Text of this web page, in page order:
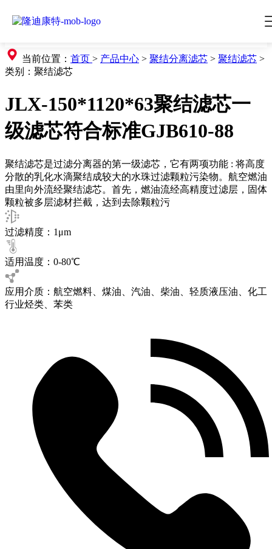
当前位置： 首页 > 产品中心 > 聚结分离滤芯 > 聚结滤芯 >
类别： 聚结滤芯
JLX-150*1120*63聚结滤芯一
级滤芯符合标准GJB610-88
聚结滤芯是过滤分离器的第一级滤芯，它有两项功能 : 将高度
分散的乳化水滴聚结成较大的水珠过滤颗粒污染物。航空燃油
由里向外流经聚结滤芯。首先，燃油流经高精度过滤层，固体
颗粒被多层滤材拦截，达到去除颗粒污
过滤精度：1μm
适用温度：0-80℃
应用介质：航空燃料、煤油、汽油、柴油、轻质液压油、化工
行业烃类、苯类